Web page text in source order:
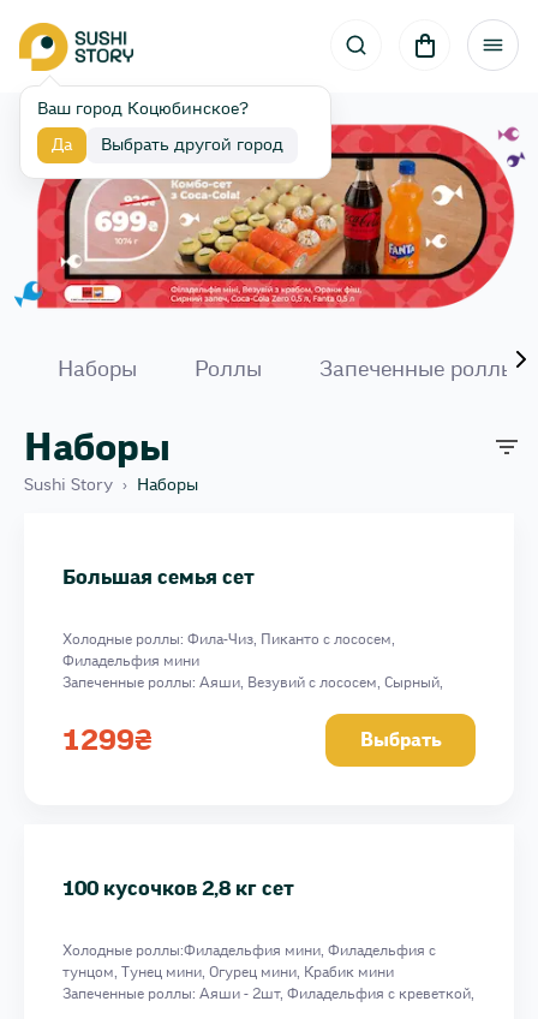
Ваш город Коцюбинское?
Да Выбрать другой город
Наборы Роллы Запеченные роллы
Наборы
Sushi Story › Наборы
Филомания набор
Фила Лав сет
Премиум фиш сет
Рыбный сет 1 кг
Большая семья сет
Большая семья сет
Холодные роллы: Фила-Чиз, Пиканто с лососем,
Филадельфия мини
Запеченные роллы: Аяши, Везувий с лососем, Сырный,
1299₴ Выбрать
100 кусочков 2,8 кг сет
Холодные роллы:Филадельфия мини, Филадельфия с
тунцом, Тунец мини, Огурец мини, Крабик мини
Запеченные роллы: Аяши - 2шт, Филадельфия с креветкой,